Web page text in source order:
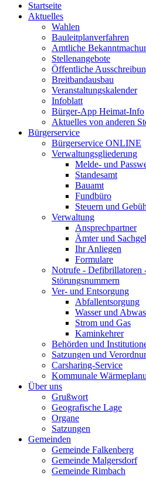
Startseite
Aktuelles
Wahlen
Bauleitplanverfahren
Amtliche
Stellenangebote
Öffentliche
Breitbandausbau
Veranstaltungskalender
Infoblatt
Bürger-App Heimat-Info
Aktuelles von anderen
Bürgerservice
Bürgerservice ONLINE
Verwaltungsgliederung
Melde- und
Standesamt
Bauamt
Fundbüro
Steuern und
Verwaltung
Ansprechpartner
Ämter und
Ihr Anliegen
Formulare
Notrufe - Defibrillatoren
Störungsnummern
Ver- und Entsorgung
Abfallentsorgung
Wasser und
Strom und Gas
Kaminkehrer
Behörden und
Satzungen und
Carsharing-Service
Kommunale
Über uns
Grußwort
Geografische Lage
Organe
Satzungen
Gemeinden
Gemeinde Falkenberg
Gemeinde Malgersdorf
Gemeinde Rimbach